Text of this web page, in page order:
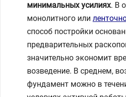
минимальных усилиях. В
монолитного или
способ постройки
предварительных
значительно экономит
возведение. В среднем,
фундамент можно в